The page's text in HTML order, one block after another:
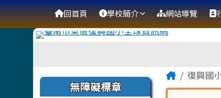
跳至主內容區
臺南市復興國小全球資
導覽列 回首頁 學校簡介 網站導覽
左邊區域內容
無障礙標章 主內容
Home復興國
頁尾區域